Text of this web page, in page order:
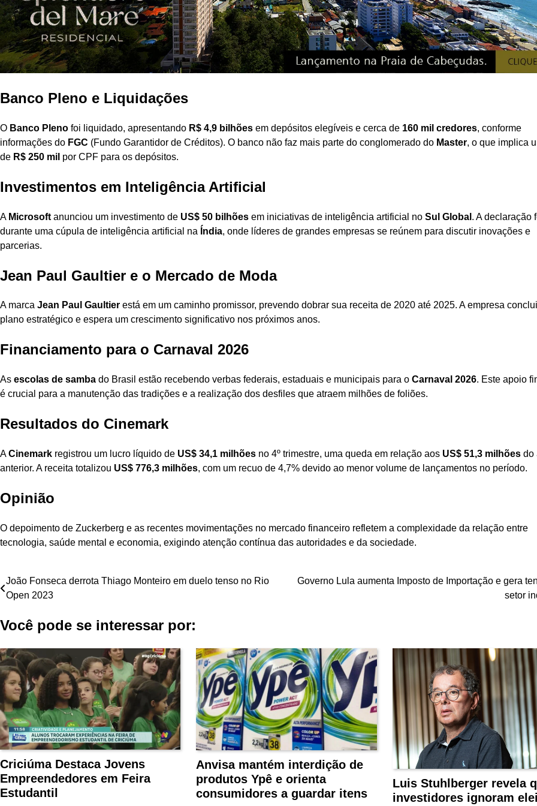
Banco Pleno e Liquidações
O Banco Pleno foi liquidado, apresentando R$ 4,9 bilhões em depósitos elegíveis e cerca de 160 mil credores, conforme
informações do FGC (Fundo Garantidor de Créditos). O banco não faz mais parte do conglomerado do Master, o que implica
de R$ 250 mil por CPF para os depósitos.
Investimentos em Inteligência Artificial
A Microsoft anunciou um investimento de US$ 50 bilhões em iniciativas de inteligência artificial no Sul Global . A declaração
durante uma cúpula de inteligência artificial na Índia, onde líderes de grandes empresas se reúnem para discutir inovações e
parcerias.
Jean Paul Gaultier e o Mercado de Moda
A marca Jean Paul Gaultier está em um caminho promissor, prevendo dobrar sua receita de 2020 até 2025. A empresa
plano estratégico e espera um crescimento significativo nos próximos anos.
Financiamento para o Carnaval 2026
As escolas de samba do Brasil estão recebendo verbas federais, estaduais e municipais para o Carnaval 2026. Este apoio
é crucial para a manutenção das tradições e a realização dos desfiles que atraem milhões de foliões.
Resultados do Cinemark
ACinemark registrou um lucro líquido de US$ 34,1 milhões no 4º trimestre, uma queda em relação aos US$ 51,3 milhões do
anterior. A receita totalizou US$ 776,3 milhões, com um recuo de 4,7% devido ao menor volume de lançamentos no período.
Opinião
O depoimento de Zuckerberg e as recentes movimentações no mercado financeiro refletem a complexidade da relação entre
tecnologia, saúde mental e economia, exigindo atenção contínua das autoridades e da sociedade.
Navegação
de
Post
João Fonseca derrota Thiago Monteiro em duelo tenso no Rio
Open 2023
Governo Lula aumenta Imposto de Importação e gera
setor
Você pode se interessar por:
Criciúma Destaca Jovens
Empreendedores em Feira
Estudantil
Anvisa mantém interdição de
produtos Ypê e orienta
consumidores a guardar itens
Luis Stuhlberger revela
investidores ignoram